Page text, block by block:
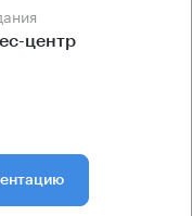
центр